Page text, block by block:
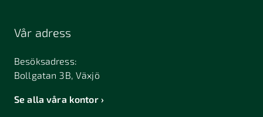
Vår adress
Besöksadress:
Bollgatan 3B, Växjö
Se alla våra kontor